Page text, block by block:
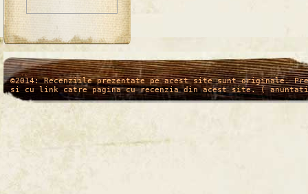
/* */
©2014: Recenziile prezentate pe acest site sunt originale.
si cu link catre pagina cu recenzia din acest site. (